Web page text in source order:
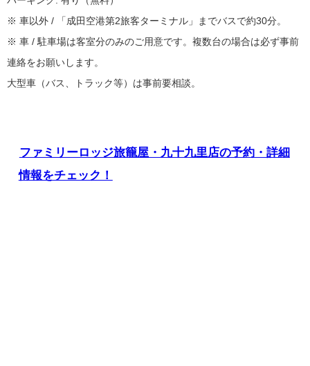
※ 車以外 / 「成田空港第2旅客ターミナル」までバスで約30分。
※ 車 / 駐車場は客室分のみのご用意です。複数台の場合は必ず事前
連絡をお願いします。
大型車（バス、トラック等）は事前要相談。
ファミリーロッジ旅籠屋・九十九里店の予約・詳細
情報をチェック！